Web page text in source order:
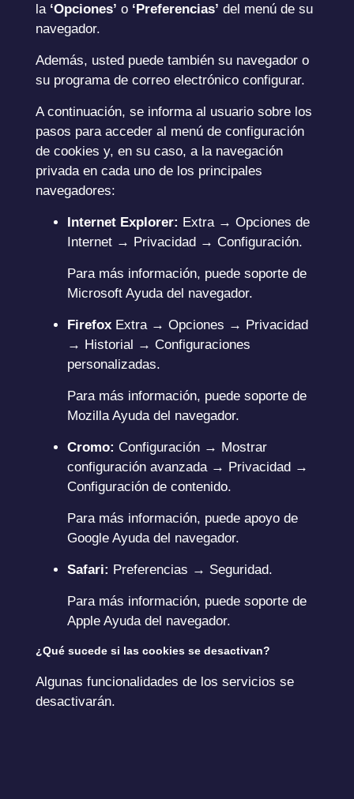
la ‘Opciones’ o ‘Preferencias’ del menú de su
navegador.
Además, usted puede también su navegador o
su programa de correo electrónico configurar.
A continuación, se informa al usuario sobre los
pasos para acceder al menú de configuración
de cookies y, en su caso, a la navegación
privada en cada uno de los principales
navegadores:
Internet Explorer: Extra → Opciones de
Internet → Privacidad → Configuración.
Para más información, puede soporte de
MicrosoftAyuda del navegador.
FirefoxExtra → Opciones → Privacidad
→ Historial → Configuraciones
personalizadas.
Para más información, puede soporte de
MozillaAyuda del navegador.
Cromo: Configuración → Mostrar
configuración avanzada → Privacidad →
Configuración de contenido.
Para más información, puede apoyo de
GoogleAyuda del navegador.
Safari: Preferencias → Seguridad.
Para más información, puede soporte de
AppleAyuda del navegador.
¿Qué sucede si las cookies se desactivan?
Algunas funcionalidades de los servicios se
desactivarán.